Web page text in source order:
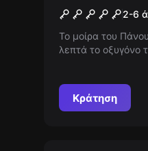
Save 2-6
Το μοίρα του
λεπτά το οξυγόνο
Κράτηση